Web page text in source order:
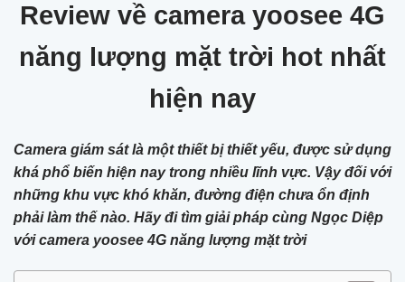
Review về camera yoosee 4G
năng lượng mặt trời hot nhất
hiện nay
Camera giám sát là một thiết bị thiết yếu, được sử dụng
khá phổ biến hiện nay trong nhiều lĩnh vực. Vậy đối với
những khu vực khó khăn, đường điện chưa ổn định
phải làm thế nào. Hãy đi tìm giải pháp cùng Ngọc Diệp
với camera yoosee 4G năng lượng mặt trời